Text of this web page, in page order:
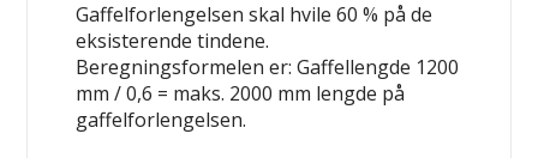
Gaffelforlengelsen skal hvile 60 % på de
eksisterende tindene.
Beregningsformelen er: Gaffellengde 1200
mm / 0,6 = maks. 2000 mm lengde på
gaffelforlengelsen.